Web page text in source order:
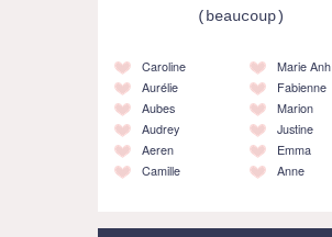
(beaucoup)
Caroline
Aurélie
Aubes
Audrey
Aeren
Camille
Marie Anh
Fabienne
Marion
Justine
Emma
Anne